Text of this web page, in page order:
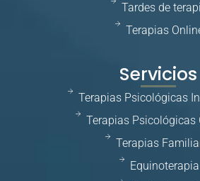
Tardes de
Terapias
Servicios
Terapias Psicológicas
Terapias Psicológicas
Terapias
Equinoterapia